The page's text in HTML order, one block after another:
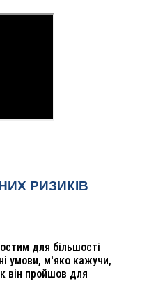
РИЗИКІВ
для більшості
умови, м'яко кажучи,
він пройшов для